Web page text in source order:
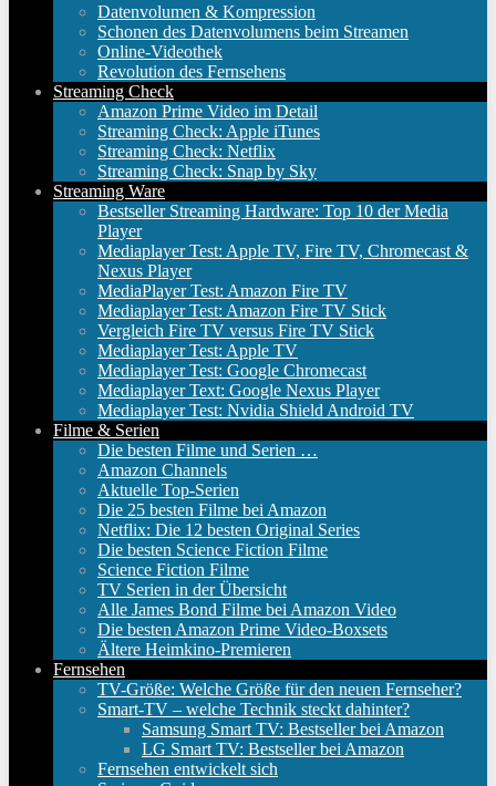
Datenvolumen & Kompression
Schonen des Datenvolumens beim Streamen
Online-Videothek
Revolution des Fernsehens
Streaming Check
Amazon Prime Video im Detail
Streaming Check: Apple iTunes
Streaming Check: Netflix
Streaming Check: Snap by Sky
Streaming Ware
Bestseller Streaming Hardware: Top 10 der Media
Player
Mediaplayer Test: Apple TV, Fire TV, Chromecast &
Nexus Player
MediaPlayer Test: Amazon Fire TV
Mediaplayer Test: Amazon Fire TV Stick
Vergleich Fire TV versus Fire TV Stick
Mediaplayer Test: Apple TV
Mediaplayer Test: Google Chromecast
Mediaplayer Text: Google Nexus Player
Mediaplayer Test: Nvidia Shield Android TV
Filme & Serien
Die besten Filme und Serien …
Amazon Channels
Aktuelle Top-Serien
Die 25 besten Filme bei Amazon
Netflix: Die 12 besten Original Series
Die besten Science Fiction Filme
Science Fiction Filme
TV Serien in der Übersicht
Alle James Bond Filme bei Amazon Video
Die besten Amazon Prime Video-Boxsets
Ältere Heimkino-Premieren
Fernsehen
TV-Größe: Welche Größe für den neuen Fernseher?
Smart-TV – welche Technik steckt dahinter?
Samsung Smart TV: Bestseller bei Amazon
LG Smart TV: Bestseller bei Amazon
Fernsehen entwickelt sich